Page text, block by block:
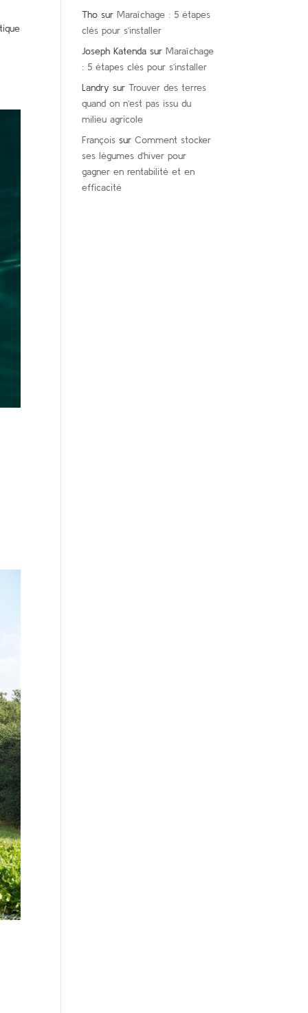
Tho surMaraîchage : 5 étapes
clés pour s’installer
Joseph Katenda surMaraîchage
: 5 étapes clés pour s’installer
Landry surTrouver des terres
quand on n’est pas issu du
milieu agricole
François surComment stocker
ses légumes d’hiver pour
gagner en rentabilité et en
efficacité